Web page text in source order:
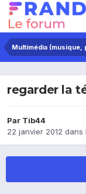
Multimédia (musique,
regarder la
Par Tib44
22 janvier 2012 dans